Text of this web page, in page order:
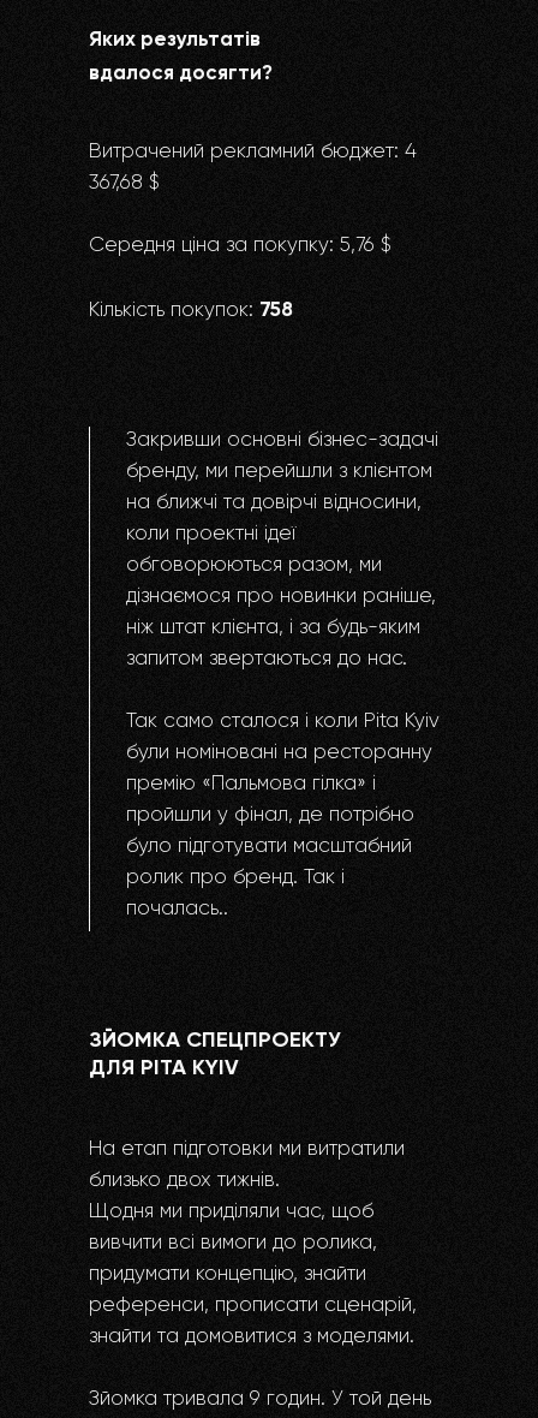
Яких результатів
вдалося досягти?
Витрачений рекламний бюджет: 4
367,68 $
Середня ціна за покупку: 5,76 $
Кількість покупок: 758
Закривши основні бізнес-задачі
бренду, ми перейшли з клієнтом
на ближчі та довірчі відносини,
коли проектні ідеї
обговорюються разом, ми
дізнаємося про новинки раніше,
ніж штат клієнта, і за будь-яким
запитом звертаються до нас.
Так само сталося і коли Pita Kyiv
були номіновані на ресторанну
премію «Пальмова гілка» і
пройшли у фінал, де потрібно
було підготувати масштабний
ролик про бренд. Так і
почалась..
ЗЙОМКА СПЕЦПРОЕКТУ
ДЛЯ PITA KYIV
На етап підготовки ми витратили
близько двох тижнів.
Щодня ми приділяли час, щоб
вивчити всі вимоги до ролика,
придумати концепцію, знайти
референси, прописати сценарій,
знайти та домовитися з моделями.
Зйомка тривала 9 годин. У той день